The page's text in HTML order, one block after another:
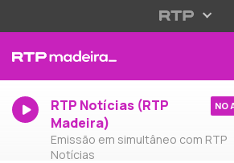
RTP Notícias (RTP
Madeira)
Emissão em simultâneo com RTP
Notícias
NO